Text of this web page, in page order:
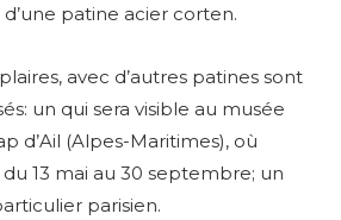
patine acier corten.
avec d’autres patines sont
un qui sera visible au musée
d’Ail (Alpes-Maritimes), où
du 13 mai au 30 septembre; un
parisien.